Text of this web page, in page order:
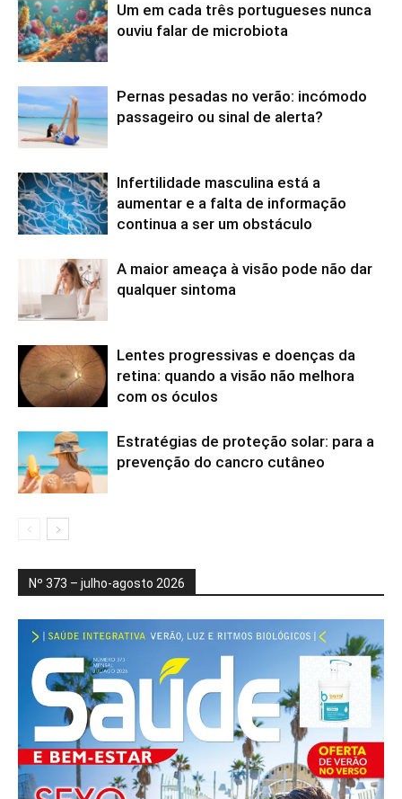
Um em cada três portugueses nunca
ouviu falar de microbiota
Pernas pesadas no verão: incómodo
passageiro ou sinal de alerta?
Infertilidade masculina está a
aumentar e a falta de informação
continua a ser um obstáculo
A maior ameaça à visão pode não dar
qualquer sintoma
Lentes progressivas e doenças da
retina: quando a visão não melhora
com os óculos
Estratégias de proteção solar: para a
prevenção do cancro cutâneo
Nº 373 – julho-agosto 2026